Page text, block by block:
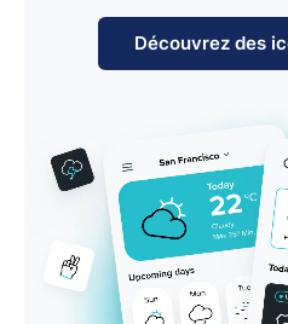
Découvrez des